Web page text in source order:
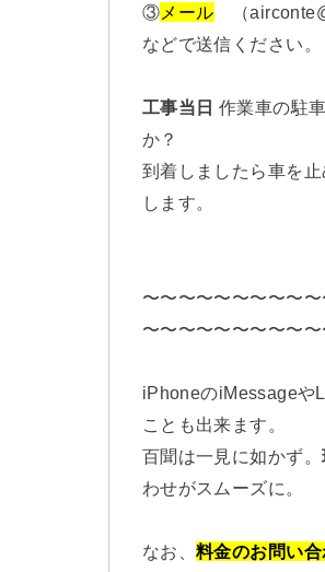
③ メール （
などで送信ください。
工事当日 作業車の駐
か？
到着しましたら車を
します。
〜〜〜〜〜〜〜〜〜
〜〜〜〜〜〜〜〜〜
iPhoneのiMessageや
ことも出来ます。
百聞は一見に如かず。
わせがスムーズに。
なお、料金のお問い合